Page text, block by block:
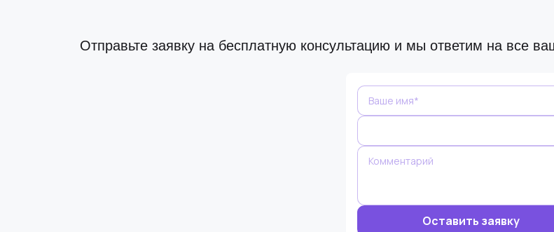
Отправьте заявку на бесплатную консультацию и мы ответим на все
Оставьте
это поле